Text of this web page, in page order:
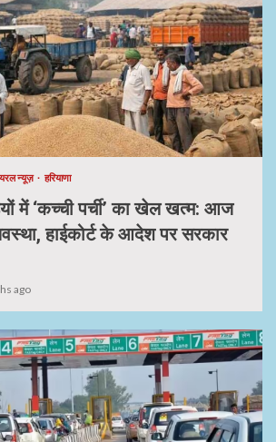
न्यूज़ हरियाणा
में ‘कच्ची पर्ची’ का खेल खत्म: आज
हाईकोर्ट के आदेश पर सरकार
ago